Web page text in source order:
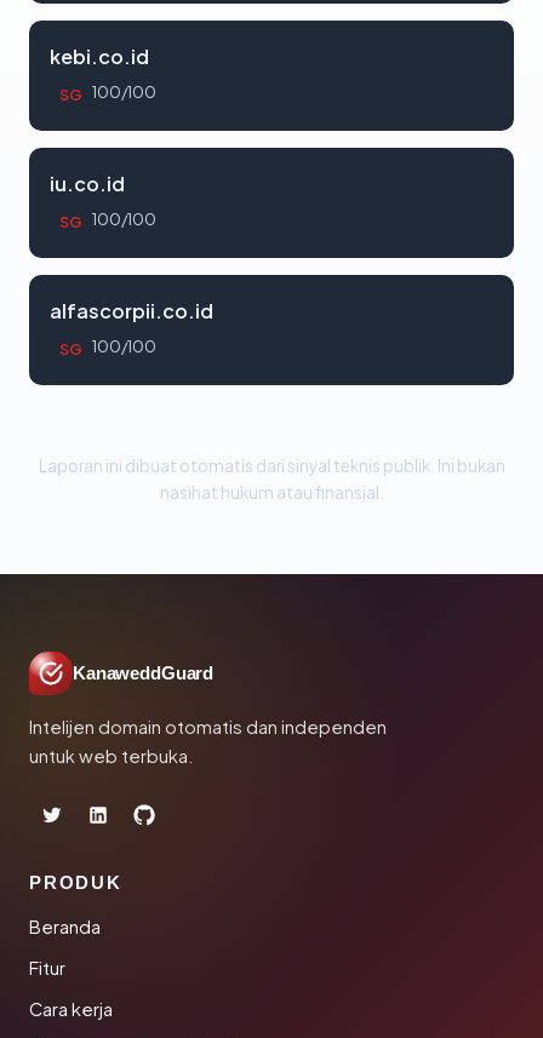
kebi.co.id
SG 100/100
iu.co.id
SG 100/100
alfascorpii.co.id
SG 100/100
Laporan ini dibuat otomatis dari sinyal teknis publik. Ini bukan
nasihat hukum atau finansial.
KanaweddGuard
Intelijen domain otomatis dan independen
untuk web terbuka.
PRODUK
Beranda
Fitur
Cara kerja